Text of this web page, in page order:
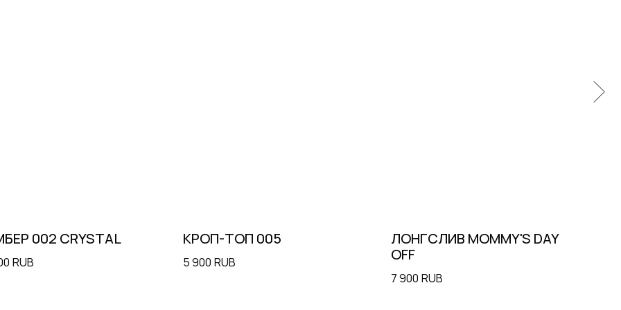
002 CRYSTAL
RUB
КРОП-ТОП 005
5 900 RUB
ЛОНГСЛИВ MOMMY'S DAY
OFF
7 900 RUB
Подписаться на рассылку